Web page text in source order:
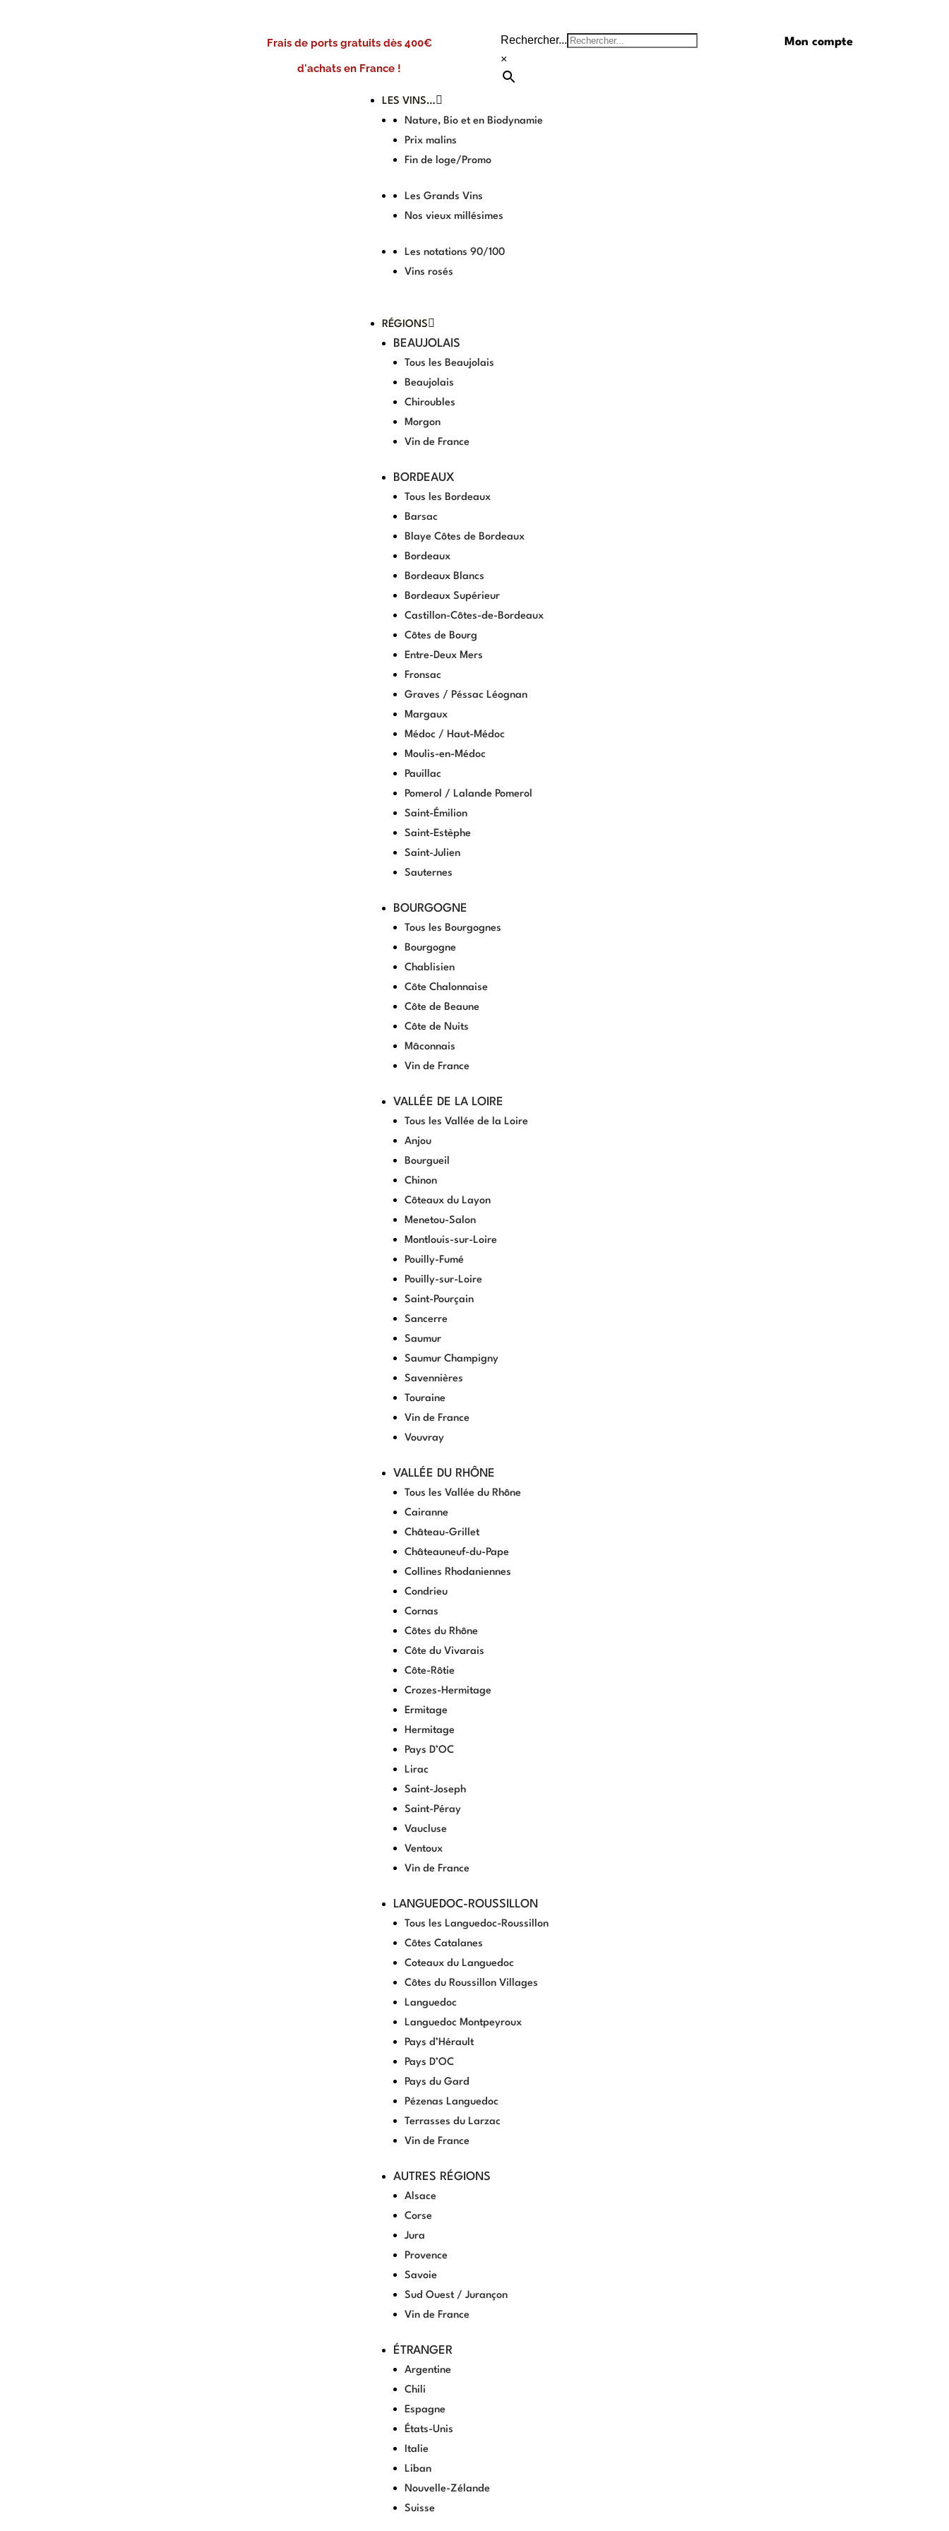
Frais de ports gratuits dès 400€
d'achats en France !
Rechercher...
×
Mon compte
LES VINS…
Nature, Bio et en Biodynamie
Prix malins
Fin de loge/Promo
Les Grands Vins
Nos vieux millésimes
Les notations 90/100
Vins rosés
RÉGIONS
BEAUJOLAIS
Tous les Beaujolais
Beaujolais
Chiroubles
Morgon
Vin de France
BORDEAUX
Tous les Bordeaux
Barsac
Blaye Côtes de Bordeaux
Bordeaux
Bordeaux Blancs
Bordeaux Supérieur
Castillon-Côtes-de-Bordeaux
Côtes de Bourg
Entre-Deux Mers
Fronsac
Graves / Péssac Léognan
Margaux
Médoc / Haut-Médoc
Moulis-en-Médoc
Pauillac
Pomerol / Lalande Pomerol
Saint-Émilion
Saint-Estèphe
Saint-Julien
Sauternes
BOURGOGNE
Tous les Bourgognes
Bourgogne
Chablisien
Côte Chalonnaise
Côte de Beaune
Côte de Nuits
Mâconnais
Vin de France
VALLÉE DE LA LOIRE
Tous les Vallée de la Loire
Anjou
Bourgueil
Chinon
Côteaux du Layon
Menetou-Salon
Montlouis-sur-Loire
Pouilly-Fumé
Pouilly-sur-Loire
Saint-Pourçain
Sancerre
Saumur
Saumur Champigny
Savennières
Touraine
Vin de France
Vouvray
VALLÉE DU RHÔNE
Tous les Vallée du Rhône
Cairanne
Château-Grillet
Châteauneuf-du-Pape
Collines Rhodaniennes
Condrieu
Cornas
Côtes du Rhône
Côte du Vivarais
Côte-Rôtie
Crozes-Hermitage
Ermitage
Hermitage
Pays D’OC
Lirac
Saint-Joseph
Saint-Péray
Vaucluse
Ventoux
Vin de France
LANGUEDOC-ROUSSILLON
Tous les Languedoc-Roussillon
Côtes Catalanes
Coteaux du Languedoc
Côtes du Roussillon Villages
Languedoc
Languedoc Montpeyroux
Pays d’Hérault
Pays D’OC
Pays du Gard
Pézenas Languedoc
Terrasses du Larzac
Vin de France
AUTRES RÉGIONS
Alsace
Corse
Jura
Provence
Savoie
Sud Ouest / Jurançon
Vin de France
ÉTRANGER
Argentine
Chili
Espagne
États-Unis
Italie
Liban
Nouvelle-Zélande
Suisse